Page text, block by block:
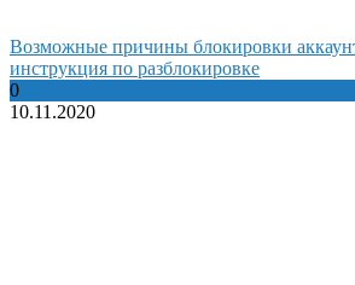
Возможные причины блокировки
инструкция по разблокировке
0
10.11.2020